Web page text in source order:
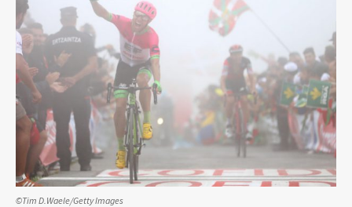
©Tim D.Waele/Getty Images